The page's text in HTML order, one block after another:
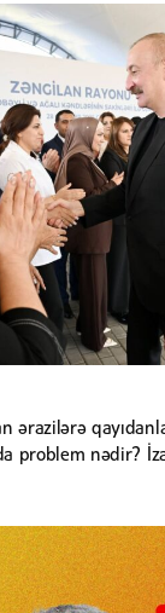
ərazilərə
problem nədir?